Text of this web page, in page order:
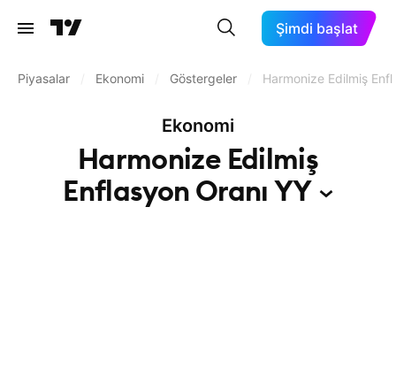
Şimdi başlat
Piyasalar Ekonomi Göstergeler Harmonize Edilmiş
Ekonomi
Harmonize Edilmiş
Enflasyon OranıYY